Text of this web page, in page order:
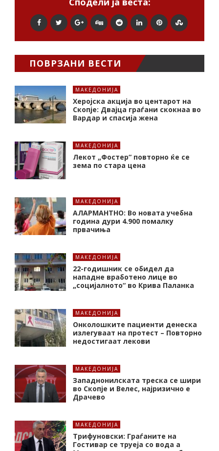
ПОВРЗАНИ ВЕСТИ
МАКЕДОНИЈА
Херојска акција во центарот на
Скопје: Двајца граѓани скокнаа во
Вардар и спасија жена
МАКЕДОНИЈА
Лекот „Фостер“ повторно ќе се
зема по стара цена
МАКЕДОНИЈА
АЛАРМАНТНО: Во новата учебна
година дури 4.900 помалку
првачиња
МАКЕДОНИЈА
22-годишник се обидел да
нападне вработено лице во
„социјалното“ во Крива Паланка
МАКЕДОНИЈА
Онколошките пациенти денеска
излегуваат на протест – Повторно
недостигаат лекови
МАКЕДОНИЈА
Западнонилската треска се шири
во Скопје и Велес, најризично е
Драчево
МАКЕДОНИЈА
Трифуновски: Граѓаните на
Гостивар се труеја со вода а